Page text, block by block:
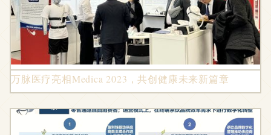
万脉医疗亮相Medica 2023，共创健康未来新篇章